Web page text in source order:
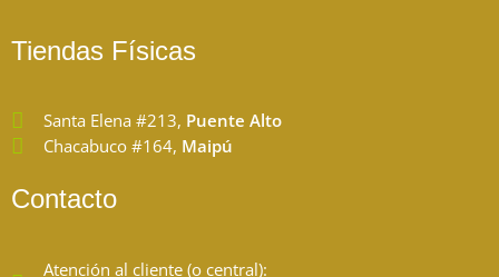
Tiendas Físicas
Santa Elena #213, Puente Alto
Chacabuco #164, Maipú
Contacto
Atención al cliente (o central):